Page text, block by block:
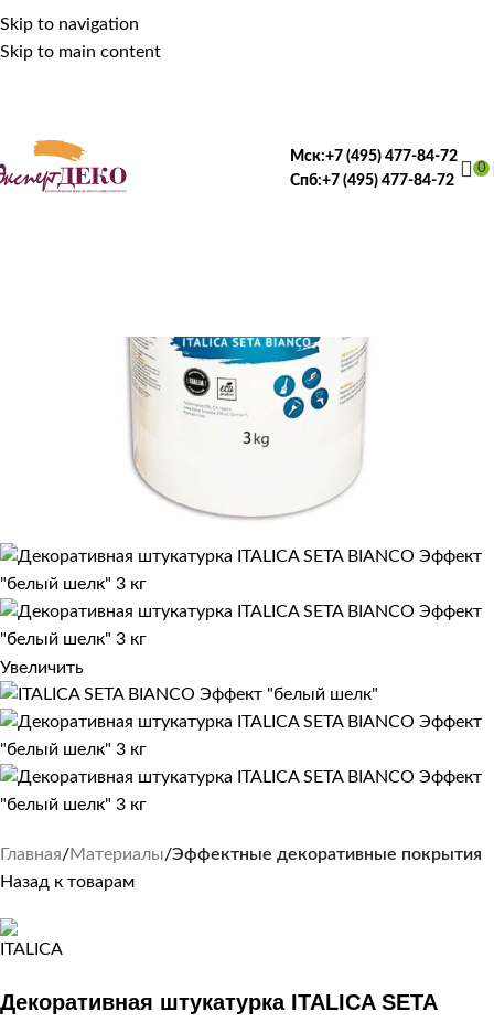
Skip to navigation
Skip to main content
Мск:+7 (495) 477-84-72
Спб:+7 (495) 477-84-72
0
Увеличить
Главная Материалы Эффектные декоративные покрытия
Назад к товарам
Декоративная штукатурка ITALICA SETA